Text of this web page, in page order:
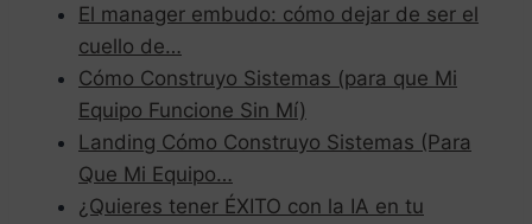
El manager embudo: cómo dejar de ser el
cuello de…
Cómo Construyo Sistemas (para que Mi
Equipo Funcione Sin Mí)
Landing Cómo Construyo Sistemas (Para
Que Mi Equipo…
¿Quieres tener ÉXITO con la IA en tu